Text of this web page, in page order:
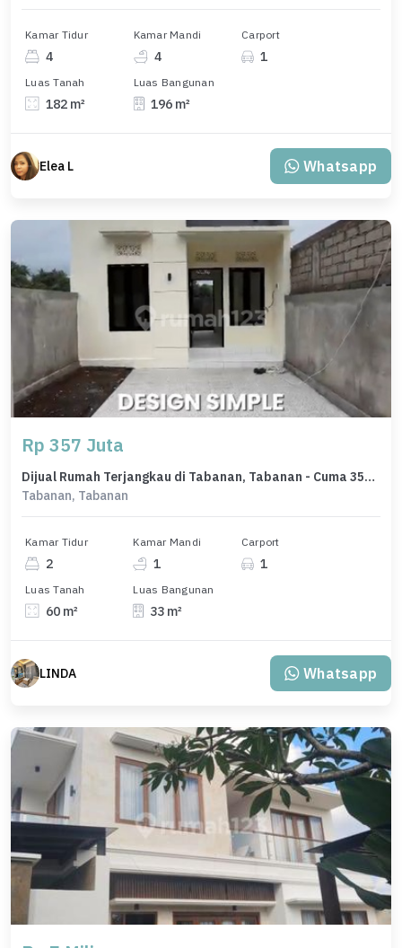
Kamar Tidur
4
Kamar Mandi
4
Carport
1
Luas Tanah
182 m²
Luas Bangunan
196 m²
Elea L Whatsapp
Rp 357 Juta
Dijual Rumah Terjangkau di Tabanan, Tabanan - Cuma 357 Juta
Tabanan, Tabanan
Kamar Tidur
2
Kamar Mandi
1
Carport
1
Luas Tanah
60 m²
Luas Bangunan
33 m²
LINDA Whatsapp